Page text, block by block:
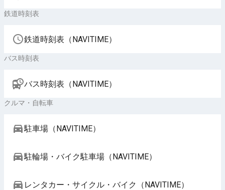
鉄道時刻表
鉄道時刻表（NAVITIME）
バス時刻表
バス時刻表（NAVITIME）
クルマ・自転車
駐車場（NAVITIME）
駐輪場・バイク駐車場（NAVITIME）
レンタカー・サイクル・バイク（NAVITIME）